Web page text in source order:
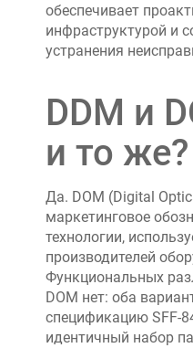
обеспечивает
инфраструктурой и
устранения
DDM и
и то же?
Да. DOM (Digital
маркетинговое
технологии,
производителей
Функциональных
DOM нет: оба
спецификацию SFF-
идентичный набор